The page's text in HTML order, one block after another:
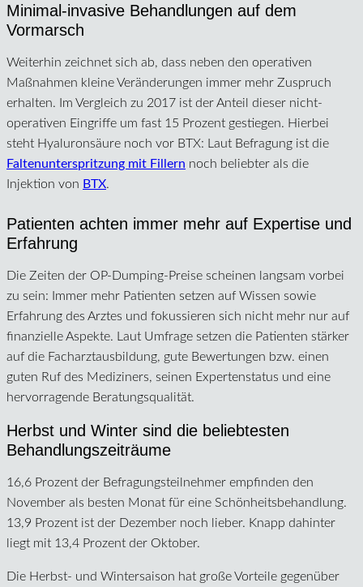
Minimal-invasive Behandlungen auf dem
Vormarsch
Weiterhin zeichnet sich ab, dass neben den operativen
Maßnahmen kleine Veränderungen immer mehr Zuspruch
erhalten. Im Vergleich zu 2017 ist der Anteil dieser nicht-
operativen Eingriffe um fast 15 Prozent gestiegen. Hierbei
steht Hyaluronsäure noch vor BTX: Laut Befragung ist die
Faltenunterspritzung mit Fillern noch beliebter als die
Injektion von BTX.
Patienten achten immer mehr auf Expertise und
Erfahrung
Die Zeiten der OP-Dumping-Preise scheinen langsam vorbei
zu sein: Immer mehr Patienten setzen auf Wissen sowie
Erfahrung des Arztes und fokussieren sich nicht mehr nur auf
finanzielle Aspekte. Laut Umfrage setzen die Patienten stärker
auf die Facharztausbildung, gute Bewertungen bzw. einen
guten Ruf des Mediziners, seinen Expertenstatus und eine
hervorragende Beratungsqualität.
Herbst und Winter sind die beliebtesten
Behandlungszeiträume
16,6 Prozent der Befragungsteilnehmer empfinden den
November als besten Monat für eine Schönheitsbehandlung.
13,9 Prozent ist der Dezember noch lieber. Knapp dahinter
liegt mit 13,4 Prozent der Oktober.
Die Herbst- und Wintersaison hat große Vorteile gegenüber